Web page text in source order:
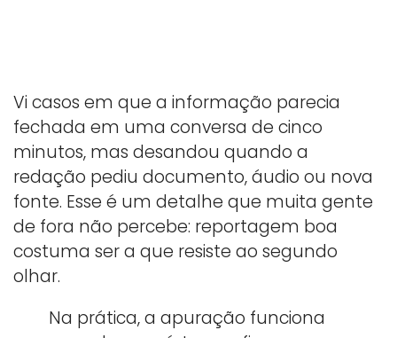
Vi casos em que a informação parecia
fechada em uma conversa de cinco
minutos, mas desandou quando a
redação pediu documento, áudio ou nova
fonte. Esse é um detalhe que muita gente
de fora não percebe: reportagem boa
costuma ser a que resiste ao segundo
olhar.
Na prática, a apuração funciona